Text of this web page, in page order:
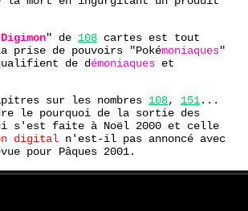
Digimon" de 108 cartes est tout
prise de pouvoirs "Pokémoniaques"
de démoniaques et
sur les nombres 108, 151...
le pourquoi de la sortie des
s'est faite à Noël 2000 et celle
digital n'est-il pas annoncé avec
pour Pâques 2001.